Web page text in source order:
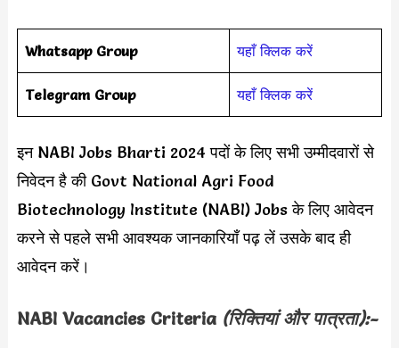
Whatsapp Group यहाँ क्लिक करें
Telegram Group यहाँ क्लिक करें
इन NABI Jobs Bharti 2024 पदों के लिए सभी उम्मीदवारों से
निवेदन है की Govt National Agri Food
Biotechnology Institute (NABI) Jobs के लिए आवेदन
करने से पहले सभी आवश्यक जानकारियाँ पढ़ लें उसके बाद ही
आवेदन करें।
NABI Vacancies Criteria (रिक्तियां और पात्रता):-